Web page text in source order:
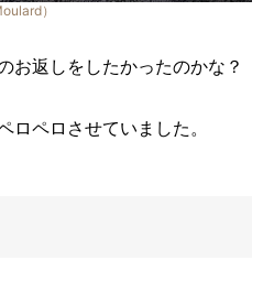
）
お返しをしたかったのかな？
ロペロさせていました。